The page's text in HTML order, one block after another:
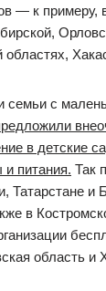
— к примеру,
семьи с
в детские
питания. Так
Татарстане и
в
область